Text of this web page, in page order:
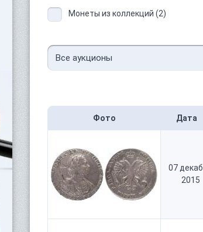
Монеты из коллекций (2)
Фото Дата
07
2015